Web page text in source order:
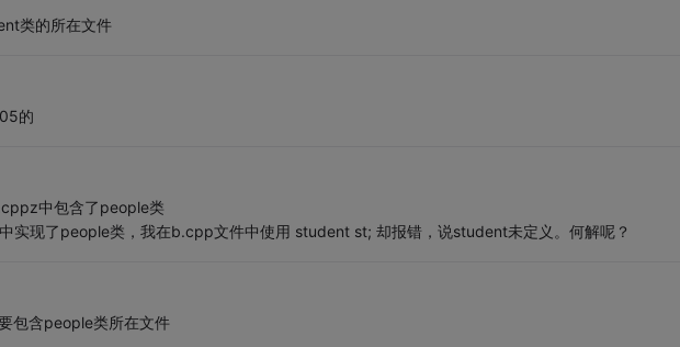
类的所在文件
的
中包含了people类
实现了people类，我在b.cpp文件中使用 student st; 却报错，说student未定义。何解呢？
包含people类所在文件